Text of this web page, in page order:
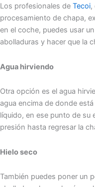
Los profesionales de Tecoi,
procesamiento de chapa,
en el coche, puedes usar
abolladuras y hacer que la
Agua hirviendo
Otra opción es el agua
agua encima de donde
líquido, en ese punto de su
presión hasta regresar la
Hielo seco
También puedes poner un